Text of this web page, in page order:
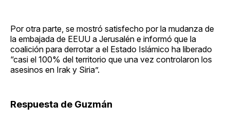
Por otra parte, se mostró satisfecho por la mudanza de
la embajada de EEUU a Jerusalén e informó que la
coalición para derrotar a el Estado Islámico ha liberado
“casi el 100% del territorio que una vez controlaron los
asesinos en Irak y Siria”.
Respuesta de Guzmán